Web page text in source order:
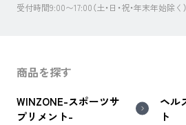
受付時間9:00〜17:00（土・日・祝・年末年始除く）
商品を探す
WINZONE-スポーツサ
プリメント-
ヘル
ト